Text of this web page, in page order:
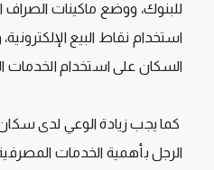
للبنوك، ووضع ماكينات الصراف
استخدام نقاط البيع
السكان على استخدام الخدمات
كما يجب زيادة الوعي لدى سكان
الرجل بأهمية الخدمات